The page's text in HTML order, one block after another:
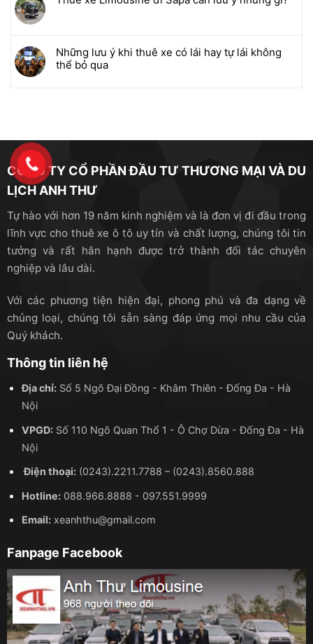
Những lưu ý khi thuê xe có lái hay tự lái không
thể bỏ qua
CÔNG TY CỔ PHẦN ĐẦU TƯ THƯƠNG MẠI VÀ DU
LỊCH ANH THƯ
Tự hào với hơn 19 năm kinh nghiệm và là đơn vị đi đầu trong
lĩnh vực cho thuê xe ô tô uy tín và chất lượng, chúng tôi tin
tưởng và rất hân hạnh được trở thành đối tác chuyên
nghiệp và lâu dài.
Với các phương tiện hiện đại, phong phú và đa dạng về
chủng loại, chúng tôi sẵn sàng đáp ứng mọi nhu cầu của
Quý khách.
Thông tin liên hệ
Địa chỉ:Số 5 Ngõ Đại Đồng - Khâm Thiên - Đống Đa - Hà
Nội
VPGD:Số 110 Ngõ Quan Thổ 1 - Ô Chợ Dừa - Đống Đa - Hà
Nội
Điện thoại: (0243).2211.7788 – (0243).8560.888
Hotline: 088.966.8888 - 097.551.9999
Email:xeanhthu@gmail.com
Fanpage Facebook